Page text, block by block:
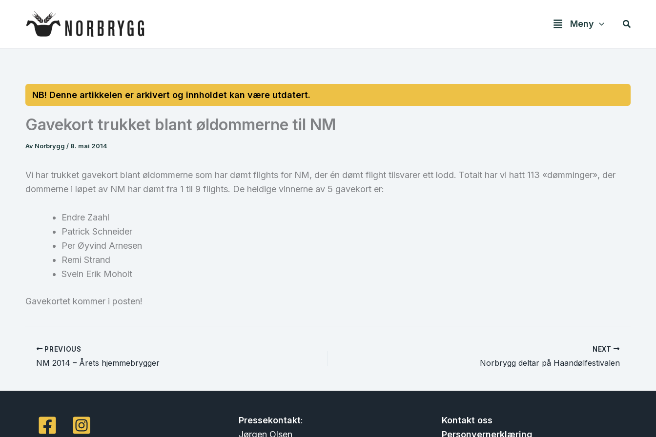
Meny Søk
Gavekort trukket blant øldommerne til NM
Av Norbrygg / 8. mai 2014
Vi har trukket gavekort blant øldommerne som har dømt flights for NM, der én dømt flight tilsvarer ett lodd. Totalt har vi hatt 113 «dømminger», der
dommerne i løpet av NM har dømt fra 1 til 9 flights. De heldige vinnerne av 5 gavekort er:
Endre Zaahl
Patrick Schneider
Per Øyvind Arnesen
Remi Strand
Svein Erik Moholt
Gavekortet kommer i posten!
PREVIOUS
NM 2014 – Årets hjemmebrygger
NEXT
Norbrygg deltar på Haandølfestivalen
Pressekontakt:
Jørgen Olsen
Kontakt oss
Personvernerklæring